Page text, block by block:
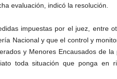
evaluación, indicó la resolución.
impuestas por el juez, entre
Nacional y que el control y
y Menores Encausados de
toda situación que ponga en